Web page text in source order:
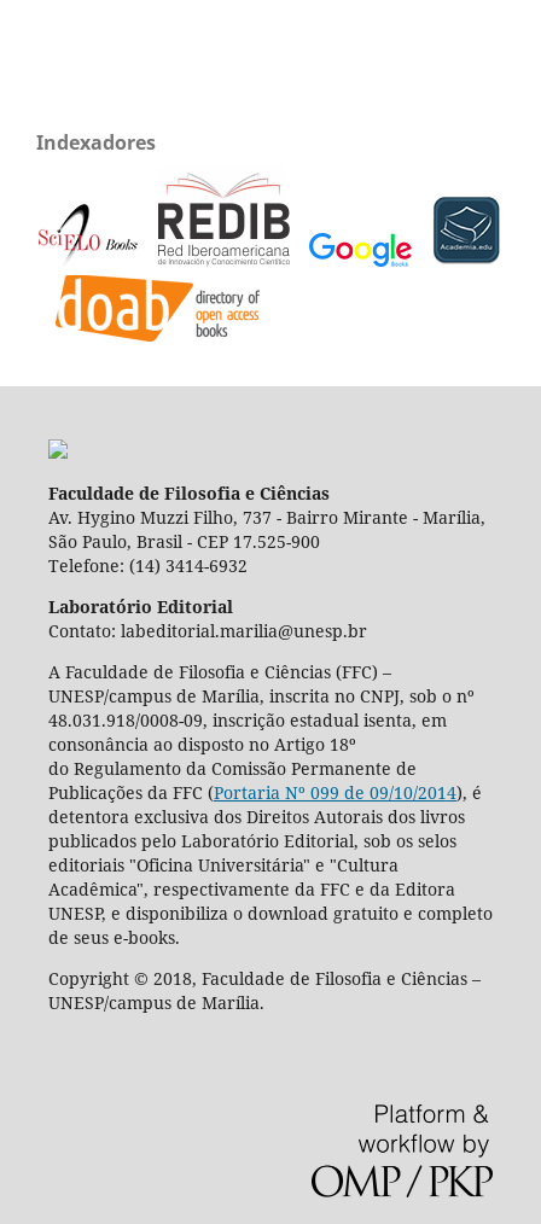
Indexadores
Faculdade de Filosofia e Ciências
Av. Hygino Muzzi Filho, 737 - Bairro Mirante - Marília,
São Paulo, Brasil - CEP 17.525-900
Telefone: (14) 3414-6932
Laboratório Editorial
Contato: labeditorial.marilia@unesp.br
A Faculdade de Filosofia e Ciências (FFC) –
UNESP/campus de Marília, inscrita no CNPJ, sob o nº
48.031.918/0008-09, inscrição estadual isenta, em
consonância ao disposto no Artigo 18º
do Regulamento da Comissão Permanente de
Publicações da FFC (Portaria Nº 099 de 09/10/2014), é
detentora exclusiva dos Direitos Autorais dos livros
publicados pelo Laboratório Editorial, sob os selos
editoriais "Oficina Universitária" e "Cultura
Acadêmica", respectivamente da FFC e da Editora
UNESP, e disponibiliza o download gratuito e completo
de seus e-books.
Copyright © 2018, Faculdade de Filosofia e Ciências –
UNESP/campus de Marília.